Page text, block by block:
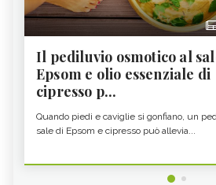
Il pediluvio osmotico al
Epsom e olio essenziale di
cipresso p...
Quando piedi e caviglie si gonfiano, un
sale di Epsom e cipresso può allevia...